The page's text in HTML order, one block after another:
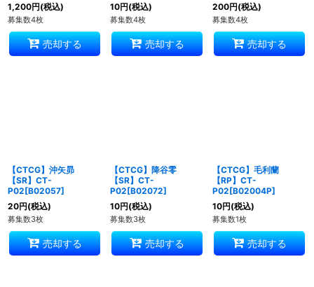
1,200円(税込)
募集数4枚
売却する
10円(税込)
募集数4枚
売却する
200円(税込)
募集数4枚
売却する
【CTCG】沖矢昴
【SR】CT-
P02[B02057]
20円(税込)
募集数3枚
売却する
【CTCG】降谷零
【SR】CT-
P02[B02072]
10円(税込)
募集数3枚
売却する
【CTCG】毛利蘭
【RP】CT-
P02[B02004P]
10円(税込)
募集数1枚
売却する